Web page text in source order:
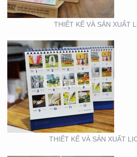
THIẾT KẾ VÀ SẢN XUẤT
THIẾT KẾ VÀ SẢN XUẤT
THIẾT KẾ MẪU VÀ SẢN
XUẤT LỊCH MAINETTI